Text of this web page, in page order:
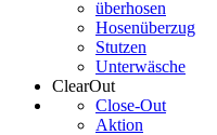
überhosen
Hosenüberzug
Stutzen
Unterwäsche
ClearOut
Close-Out
Aktion